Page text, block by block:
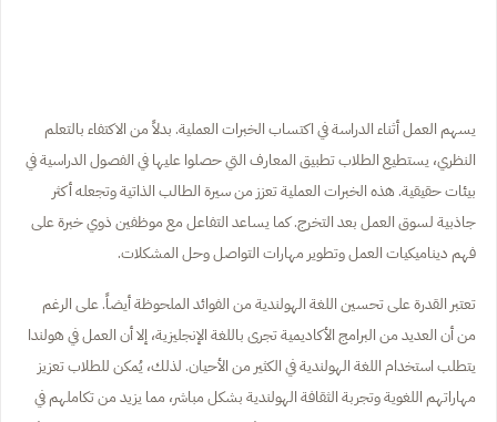
يسهم العمل أثناء الدراسة في اكتساب الخبرات العملية. بدلاً من الاكتفاء بالتعلم
النظري، يستطيع الطلاب تطبيق المعارف التي حصلوا عليها في الفصول الدراسية في
بيئات حقيقية. هذه الخبرات العملية تعزز من سيرة الطالب الذاتية وتجعله أكثر
جاذبية لسوق العمل بعد التخرج. كما يساعد التفاعل مع موظفين ذوي خبرة على
فهم ديناميكيات العمل وتطوير مهارات التواصل وحل المشكلات.
تعتبر القدرة على تحسين اللغة الهولندية من الفوائد الملحوظة أيضاً. على الرغم
من أن العديد من البرامج الأكاديمية تجرى باللغة الإنجليزية، إلا أن العمل في هولندا
يتطلب استخدام اللغة الهولندية في الكثير من الأحيان. لذلك، يُمكن للطلاب تعزيز
مهاراتهم اللغوية وتجربة الثقافة الهولندية بشكل مباشر، مما يزيد من تكاملهم في